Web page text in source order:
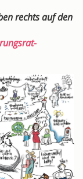
rechts auf den